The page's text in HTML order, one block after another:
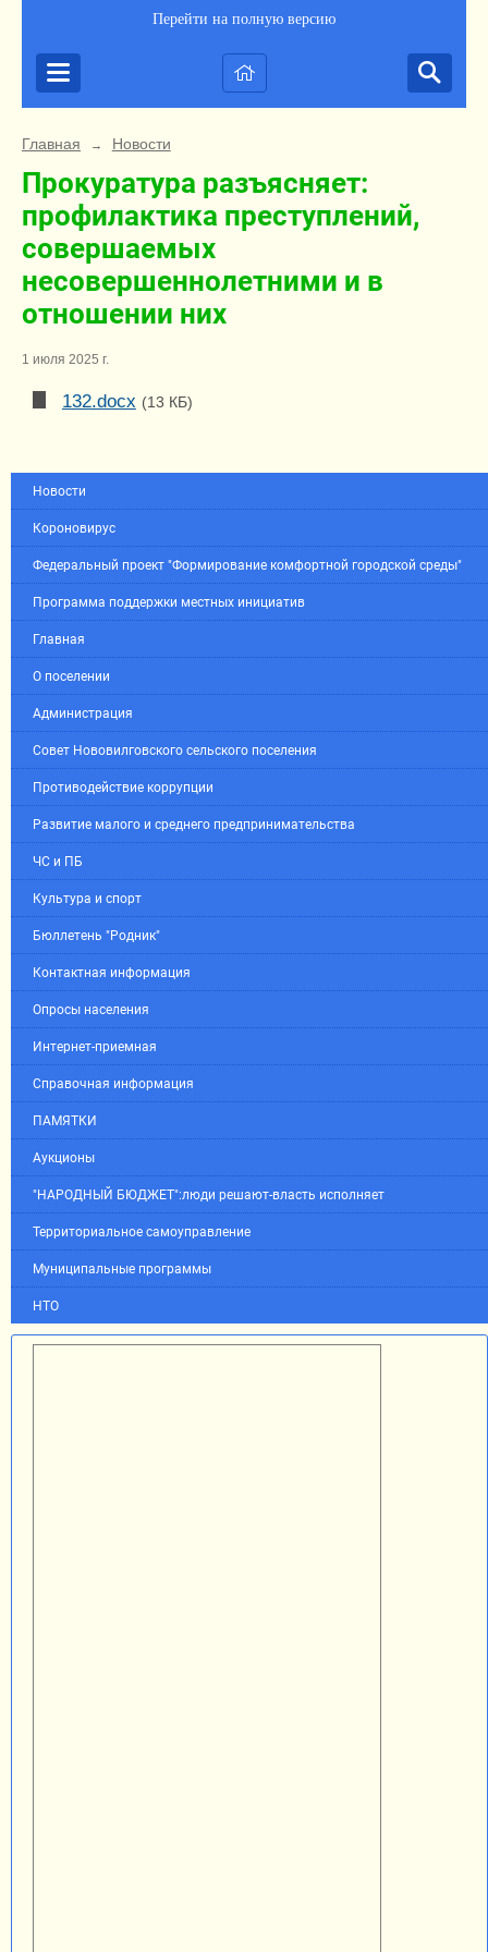
Перейти на полную версию
Главная → Новости
Прокуратура разъясняет:
профилактика преступлений,
совершаемых
несовершеннолетними и в
отношении них
1 июля 2025 г.
132.docx (13 КБ)
Новости
Короновирус
Федеральный проект "Формирование комфортной городской среды"
Программа поддержки местных инициатив
Главная
О поселении
Администрация
Совет Нововилговского сельского поселения
Противодействие коррупции
Развитие малого и среднего предпринимательства
ЧС и ПБ
Культура и спорт
Бюллетень "Родник"
Контактная информация
Опросы населения
Интернет-приемная
Справочная информация
ПАМЯТКИ
Аукционы
"НАРОДНЫЙ БЮДЖЕТ":люди решают-власть исполняет
Территориальное самоуправление
Муниципальные программы
НТО